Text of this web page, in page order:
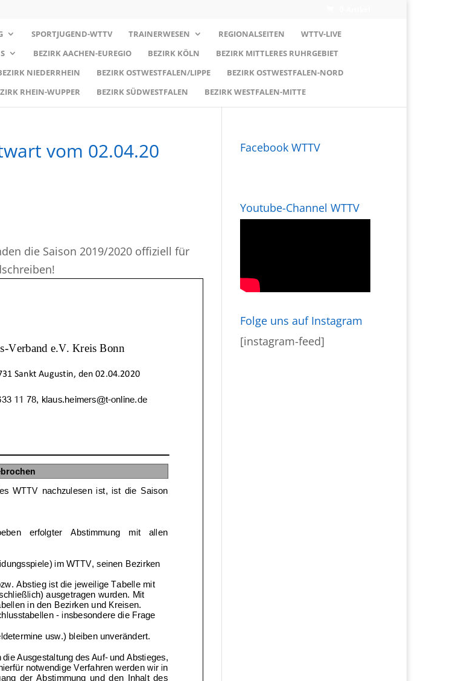
SPORTJUGEND-WTTV TRAINERWESEN REGIONALSEITEN
WTTV-LIVE
BEZIRK AACHEN-EUREGIO BEZIRK KÖLN
BEZIRK MITTLERES RUHRGEBIET
NIEDERRHEIN BEZIRK OSTWESTFALEN/LIPPE
BEZIRK OSTWESTFALEN-NORD
RHEIN-WUPPER BEZIRK SÜDWESTFALEN BEZIRK WESTFALEN-MITTE
vom 02.04.20
die Saison 2019/2020 offiziell für
Facebook WTTV
Youtube-Channel WTTV
Folge uns auf Instagram
[instagram-feed]